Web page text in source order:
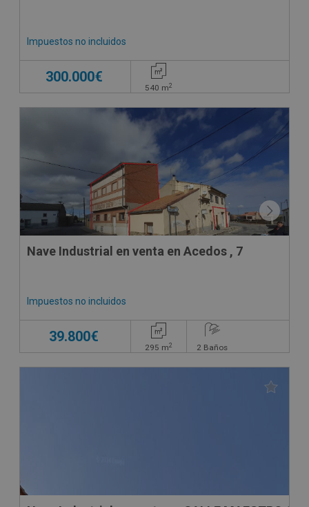
Impuestos no incluidos
300.000€
540 m2
Nave Industrial en venta en Acedos , 7
Impuestos no incluidos
39.800€
295 m2 2 Baños